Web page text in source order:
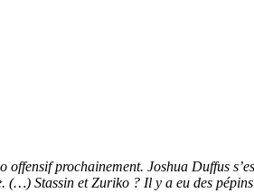
prochainement. Joshua Duffus
Stassin et Zuriko ? Il y a eu des